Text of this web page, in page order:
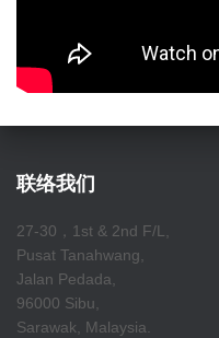
联络我们
27-30，1st & 2nd F/L,
Pusat Tanahwang,
Jalan Pedada,
96000 Sibu,
Sarawak, Malaysia.